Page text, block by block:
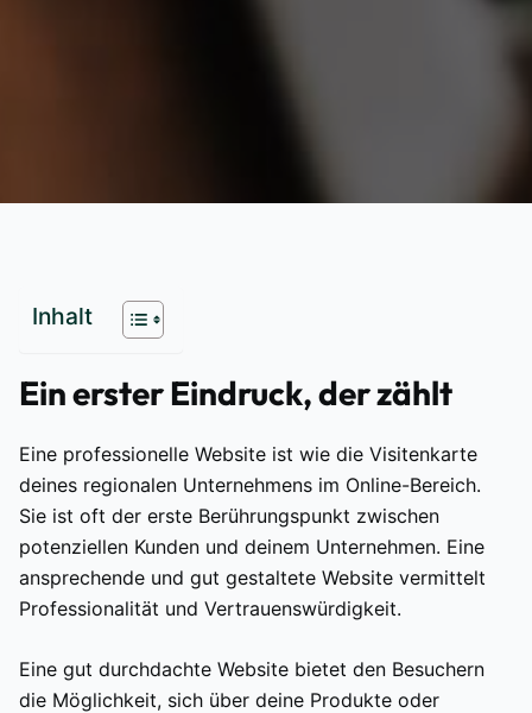
Inhalt
Ein erster Eindruck, der zählt
Eine professionelle Website ist wie die Visitenkarte
deines regionalen Unternehmens im Online-Bereich.
Sie ist oft der erste Berührungspunkt zwischen
potenziellen Kunden und deinem Unternehmen. Eine
ansprechende und gut gestaltete Website vermittelt
Professionalität und Vertrauenswürdigkeit.
Eine gut durchdachte Website bietet den Besuchern
die Möglichkeit, sich über deine Produkte oder